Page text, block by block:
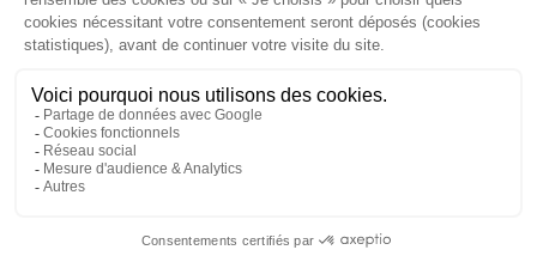
CABINET JEANJACQUES & DE PERTHUIS
FALGUEROLLES
Tél :05 62 27 70 14
Liens utiles Articles